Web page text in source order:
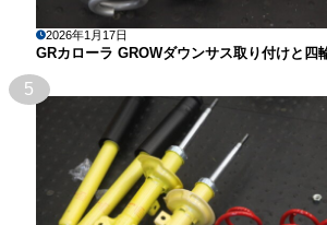
2026年1月17日
GRカローラ GROWダウンサス取り付けと四
5